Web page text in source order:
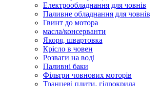
Електрообладнання для човнів
Паливне обладнання для човнів
Гвинт до мотора
масла/консерванти
Якоря, швартовка
Крісло в човен
Розваги на воді
Паливні баки
Фільтри човнових моторів
Транцеві плити, гідрокрила